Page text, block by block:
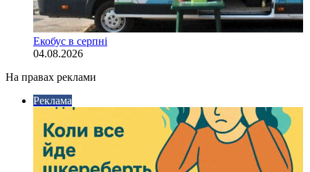
Екобус в серпні
04.08.2026
На правах реклами
Реклама